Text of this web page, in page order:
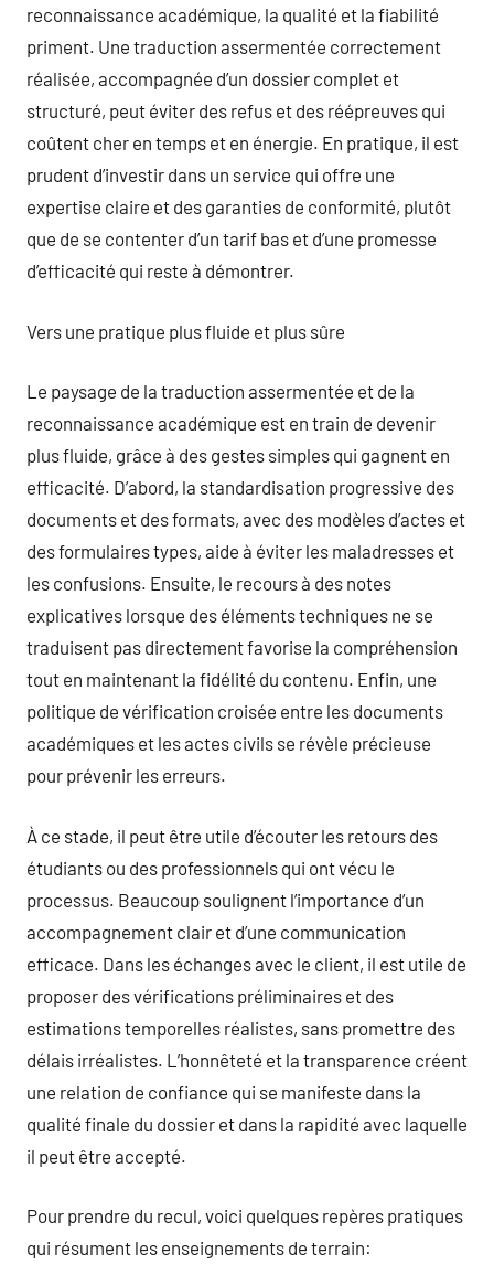
reconnaissance académique, la qualité et la fiabilité
priment. Une traduction assermentée correctement
réalisée, accompagnée d’un dossier complet et
structuré, peut éviter des refus et des réépreuves qui
coûtent cher en temps et en énergie. En pratique, il est
prudent d’investir dans un service qui offre une
expertise claire et des garanties de conformité, plutôt
que de se contenter d’un tarif bas et d’une promesse
d’efficacité qui reste à démontrer.
Vers une pratique plus fluide et plus sûre
Le paysage de la traduction assermentée et de la
reconnaissance académique est en train de devenir
plus fluide, grâce à des gestes simples qui gagnent en
efficacité. D’abord, la standardisation progressive des
documents et des formats, avec des modèles d’actes et
des formulaires types, aide à éviter les maladresses et
les confusions. Ensuite, le recours à des notes
explicatives lorsque des éléments techniques ne se
traduisent pas directement favorise la compréhension
tout en maintenant la fidélité du contenu. Enfin, une
politique de vérification croisée entre les documents
académiques et les actes civils se révèle précieuse
pour prévenir les erreurs.
À ce stade, il peut être utile d’écouter les retours des
étudiants ou des professionnels qui ont vécu le
processus. Beaucoup soulignent l’importance d’un
accompagnement clair et d’une communication
efficace. Dans les échanges avec le client, il est utile de
proposer des vérifications préliminaires et des
estimations temporelles réalistes, sans promettre des
délais irréalistes. L’honnêteté et la transparence créent
une relation de confiance qui se manifeste dans la
qualité finale du dossier et dans la rapidité avec laquelle
il peut être accepté.
Pour prendre du recul, voici quelques repères pratiques
qui résument les enseignements de terrain: